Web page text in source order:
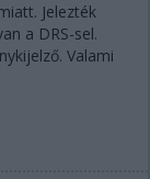
Jelezték
a DRS-sel.
Valami